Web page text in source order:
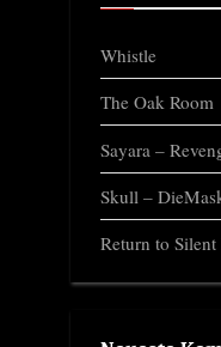
Whistle
The Oak Room
Sayara –
Skull –
Return to